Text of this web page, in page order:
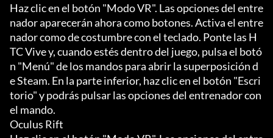
Haz clic en el botón "Modo VR". Las opciones del entre
nador aparecerán ahora como botones. Activa el entre
nador como de costumbre con el teclado. Ponte las H
TC Vive y, cuando estés dentro del juego, pulsa el botó
n "Menú" de los mandos para abrir la superposición d
e Steam. En la parte inferior, haz clic en el botón "Escri
torio" y podrás pulsar las opciones del entrenador con
el mando.
Oculus Rift